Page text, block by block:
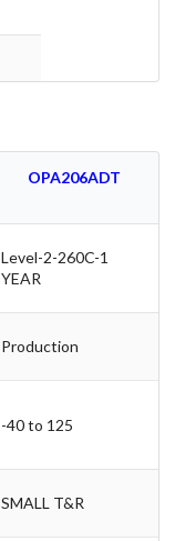
OPA206ADT
Level-2-260C-1
YEAR
Production
-40 to 125
SMALL T&R